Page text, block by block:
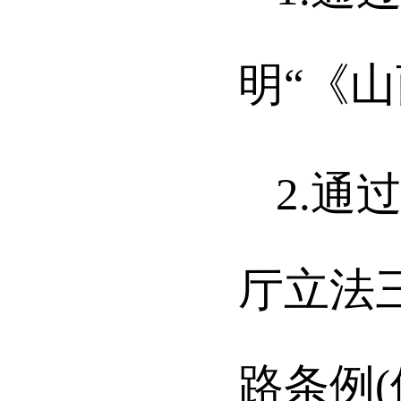
明“《
2.通
厅立法
路条例